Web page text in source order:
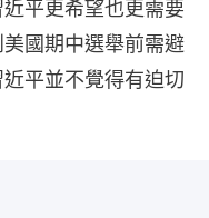
平更希望也更需要
國期中選舉前需避
平並不覺得有迫切